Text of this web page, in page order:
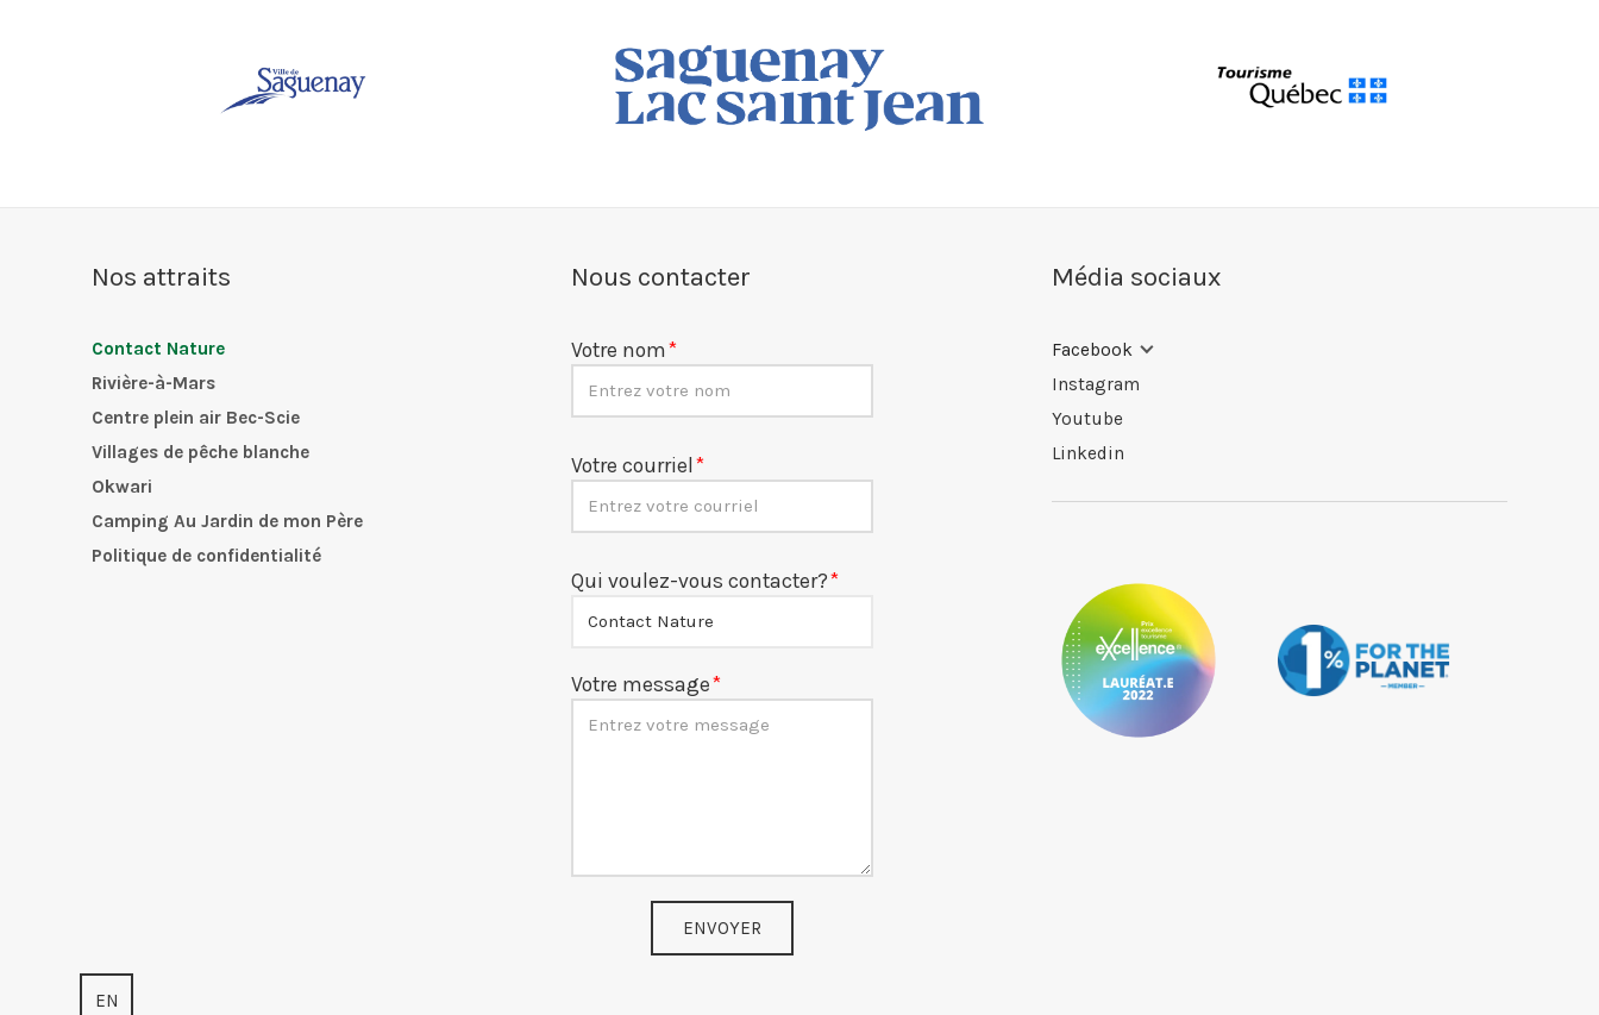
Nos attraits
Contact Nature
Rivière-à-Mars
Centre plein air Bec-Scie
Villages de pêche blanche
Okwari
Camping Au Jardin de mon Père
Politique de confidentialité
Nous contacter
Votre nom
Votre courriel
Qui voulez-vous contacter?
Votre message
ENVOYER
Média sociaux
Facebook
Instagram
Youtube
Linkedin
EN